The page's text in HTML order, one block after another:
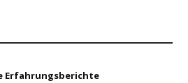
Erfahrungsberichte